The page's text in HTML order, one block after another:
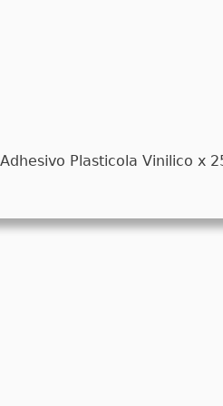
Adhesivo Plasticola Vinilico x